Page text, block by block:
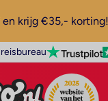
krijg €35,- korting!